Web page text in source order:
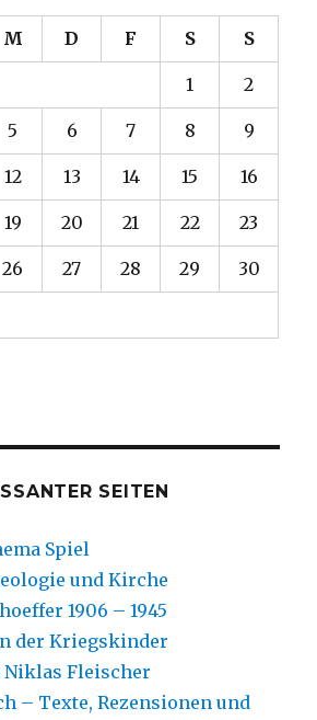
M D F S S
1 2
5 6 7 8 9
12 13 14 15 16
19 20 21 22 23
26 27 28 29 30
SEITEN
Spiel
und Kirche
1906 – 1945
der Kriegskinder
Niklas Fleischer
– Texte, Rezensionen und